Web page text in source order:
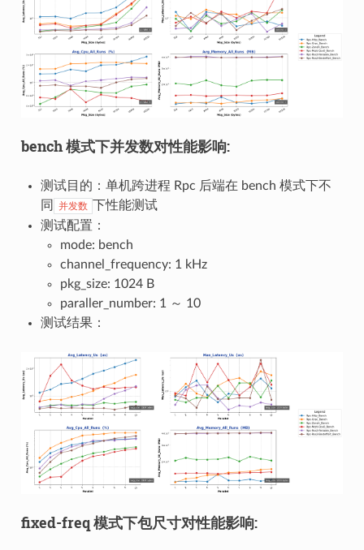
bench 模式下并发数对性能影响:
测试目的：单机跨进程 Rpc 后端在 bench 模式下不
同
并发数
下性能测试
测试配置：
mode: bench
channel_frequency: 1 kHz
pkg_size: 1024 B
paraller_number: 1 ～ 10
测试结果：
fixed-freq 模式下包尺寸对性能影响: